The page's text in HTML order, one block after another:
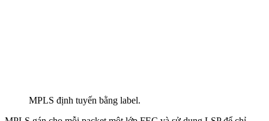
MPLS định tuyến bằng label.